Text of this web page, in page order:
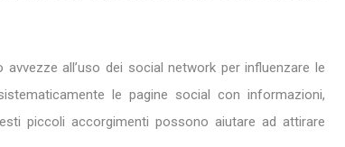
all’uso dei social network per influenzare le
le pagine social con informazioni,
piccoli accorgimenti possono aiutare ad attirare